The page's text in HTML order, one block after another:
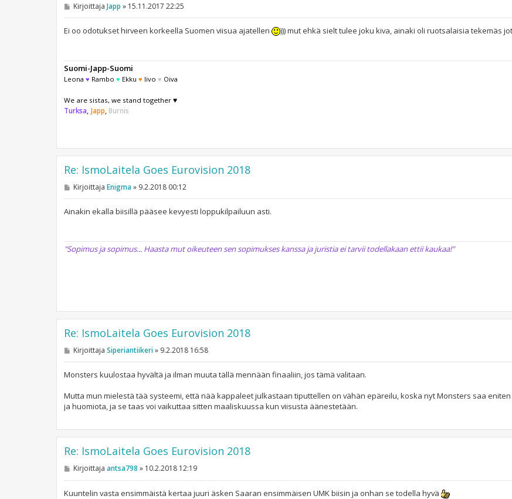
V
s
Kirjoittaja Japp » 15.11.2017 22:25
Ei oo odotukset hirveen korkeella Suomen viisua ajatellen ))) mut ehkä sielt tulee joku kiva, ainaki oli ruotsalaisia tekemäs
Suomi-Japp-Suomi
Leona ♥ Rambo ♥ Ekku ♥ Iivo ♥ Oiva
We are sistas, we stand together ♥
Turksa Japp Burnis
Re: IsmoLaitela Goes Eurovision 2018
V
s
Kirjoittaja Enigma» 9.2.2018 00:12
Ainakin ekalla biisillä pääsee kevyesti loppukilpailuun asti.
"Sopimus ja sopimus... Haasta mut oikeuteen sen sopimukses kanssa ja juristia ei tarvii todellakaan ettii kaukaa!"
Re: IsmoLaitela Goes Eurovision 2018
V
s
Kirjoittaja Siperiantiikeri» 9.2.2018 16:58
Monsters kuulostaa hyvältä ja ilman muuta tällä mennään finaaliin, jos tämä valitaan.
Mutta mun mielestä tää systeemi, että nää kappaleet julkastaan tiputtellen on vähän epäreilu, koska nyt Monsters saa
ja huomiota, ja se taas voi vaikuttaa sitten maaliskuussa kun viisusta äänestetään.
Re: IsmoLaitela Goes Eurovision 2018
V
e
s
Kirjoittaja antsa798 » 10.2.2018 12:19
Kuuntelin vasta ensimmäistä kertaa juuri äsken Saaran ensimmäisen UMK biisin ja onhan se todella hyvä